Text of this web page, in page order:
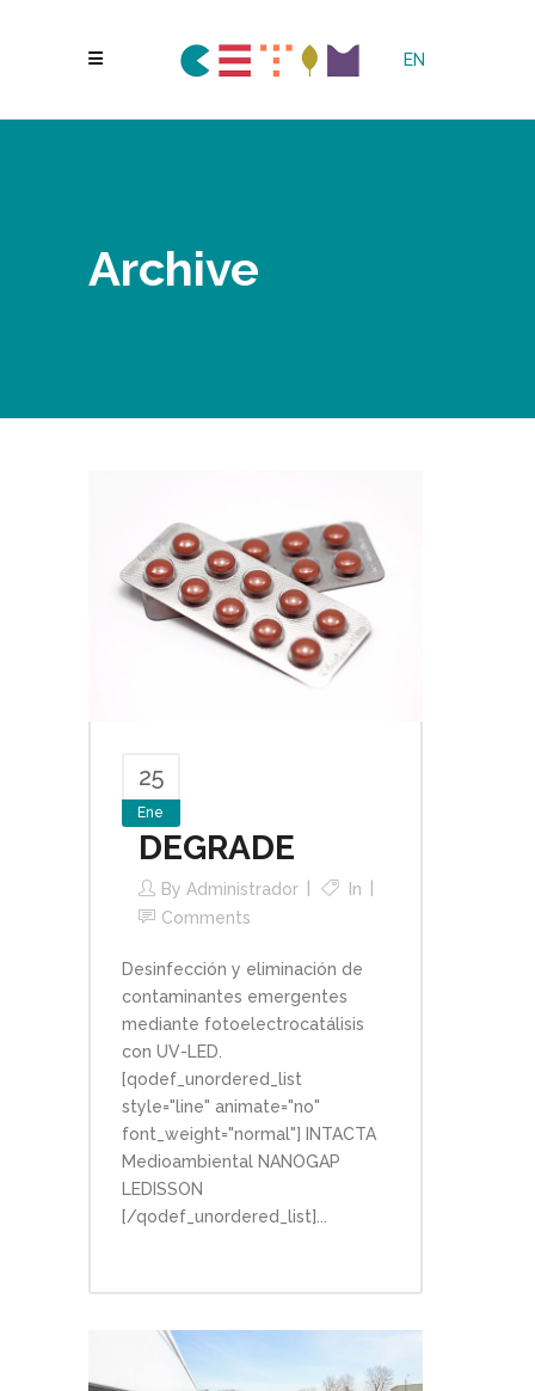
EN
Archive
25
Ene
DEGRADE
By Administrador
In
Comments
Desinfección y eliminación de
contaminantes emergentes
mediante fotoelectrocatálisis
con UV-LED.
[qodef_unordered_list
style="line" animate="no"
font_weight="normal"] INTACTA
Medioambiental NANOGAP
LEDISSON
[/qodef_unordered_list]...